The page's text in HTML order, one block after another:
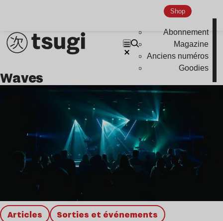
Shop
Abonnement
Magazine
Anciens numéros
Goodies
Indie
waves
Articles Sorties et événements